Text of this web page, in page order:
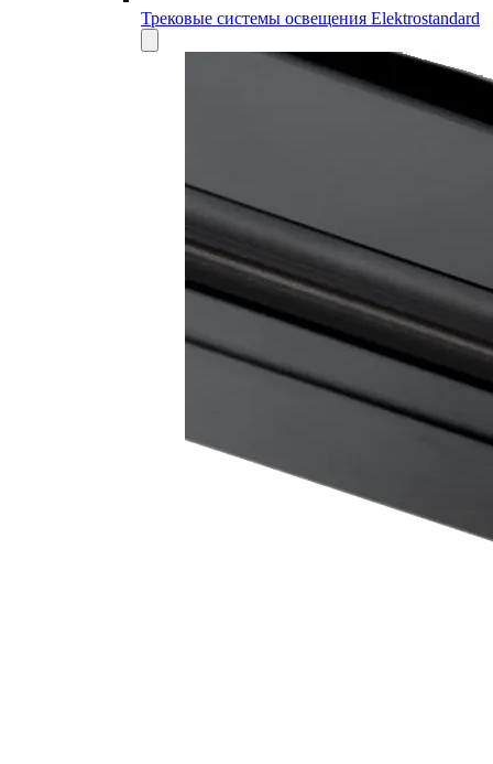
Трековые системы освещения Elektrostandard